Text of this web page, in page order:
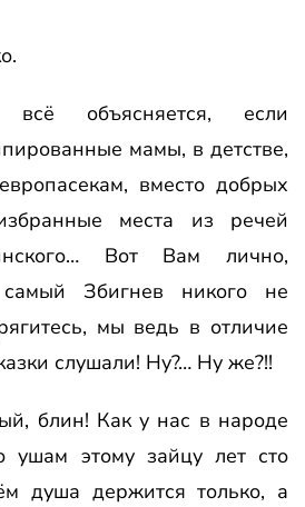
всё объясняется, если
мамы, в детстве,
вместо добрых
места из речей
Вот Вам лично,
Збигнев никого не
мы ведь в отличие
слушали! Ну?… Ну же?!!
блин! Как у нас в народе
ушам этому зайцу лет сто
душа держится только, а